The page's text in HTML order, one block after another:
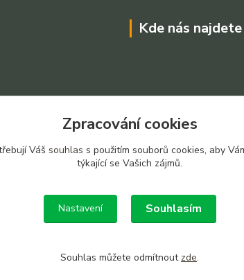
Kde nás najdete
Zpracování cookies
Váš souhlas s použitím souborů cookies, aby
týkající se Vašich zájmů.
Nastavení Souhlasím
Souhlas můžete odmítnout zde.